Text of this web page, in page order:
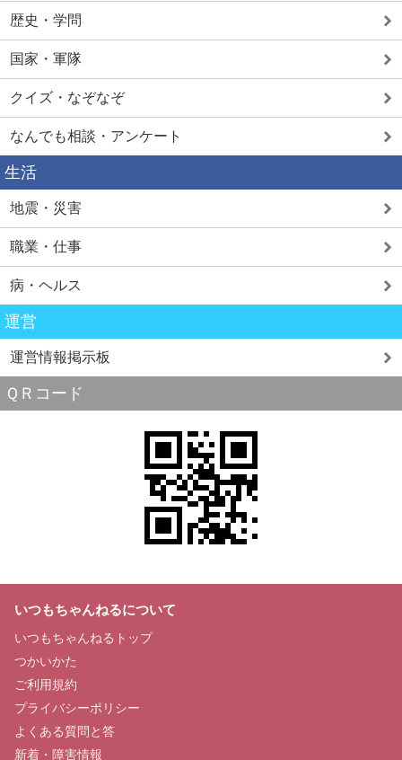
歴史・学問
国家・軍隊
クイズ・なぞなぞ
なんでも相談・アンケート
生活
地震・災害
職業・仕事
病・ヘルス
運営
運営情報掲示板
ＱＲコード
いつもちゃんねるについて
いつもちゃんねるトップ
つかいかた
ご利用規約
プライバシーポリシー
よくある質問と答
新着・障害情報